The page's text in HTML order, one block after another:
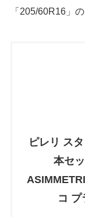
「205/60R16」
ピレリ ス
本セ
コ プ